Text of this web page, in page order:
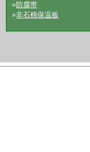
» 防腐带
»非石棉保温板